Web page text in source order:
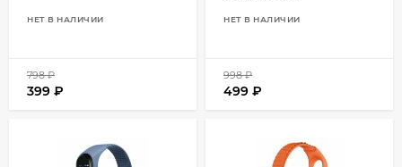
НЕТ В НАЛИЧИИ
798₽
399 ₽
НЕТ В НАЛИЧИИ
998₽
499 ₽